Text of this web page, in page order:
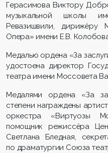
Герасимова Виктору
музыкальной школы
Ревазишвили, дирижёру
Опера» имени Е.В.
Медалью ордена «За
удостоена директор
театра имени Моссовета
Медалями ордена «За
степени награждены
оркестра «Виртуозы
помощник режиссёра
Светлана Бледная,
по драматургии Союза